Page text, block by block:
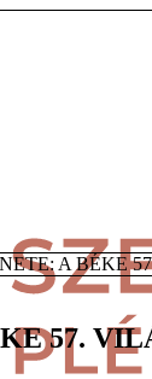
A BÉKE
57.